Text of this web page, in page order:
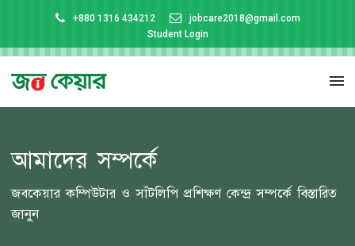
+880 1316 434212
jobcare2018@gmail.com
Student Login
আমাদের সম্পর্কে
জবকেয়ার কম্পিউটার ও সাঁটলিপি প্রশিক্ষণ কেন্দ্র সম্পর্কে বিস্তারিত
জানুন